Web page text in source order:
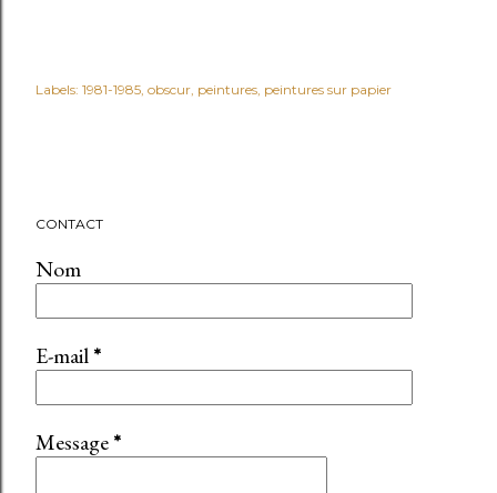
Labels: 1981-1985 obscur peintures peintures sur papier
CONTACT
Nom
E-mail*
Message*